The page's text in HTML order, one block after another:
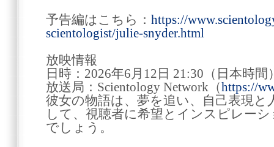
予告編はこちら： https://
scientologist/julie-snyder.html
放映情報
日時：2026年6月12日 21:30（日本時間
放送局：Scientology Network（https://
彼女の物語は、夢を追い、自己表現と
して、視聴者に希望とインスピレー
でしょう。